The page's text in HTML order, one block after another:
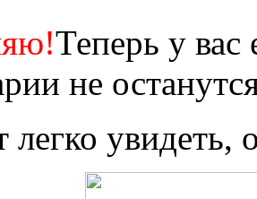
Теперь у вас
не
легко увидеть,